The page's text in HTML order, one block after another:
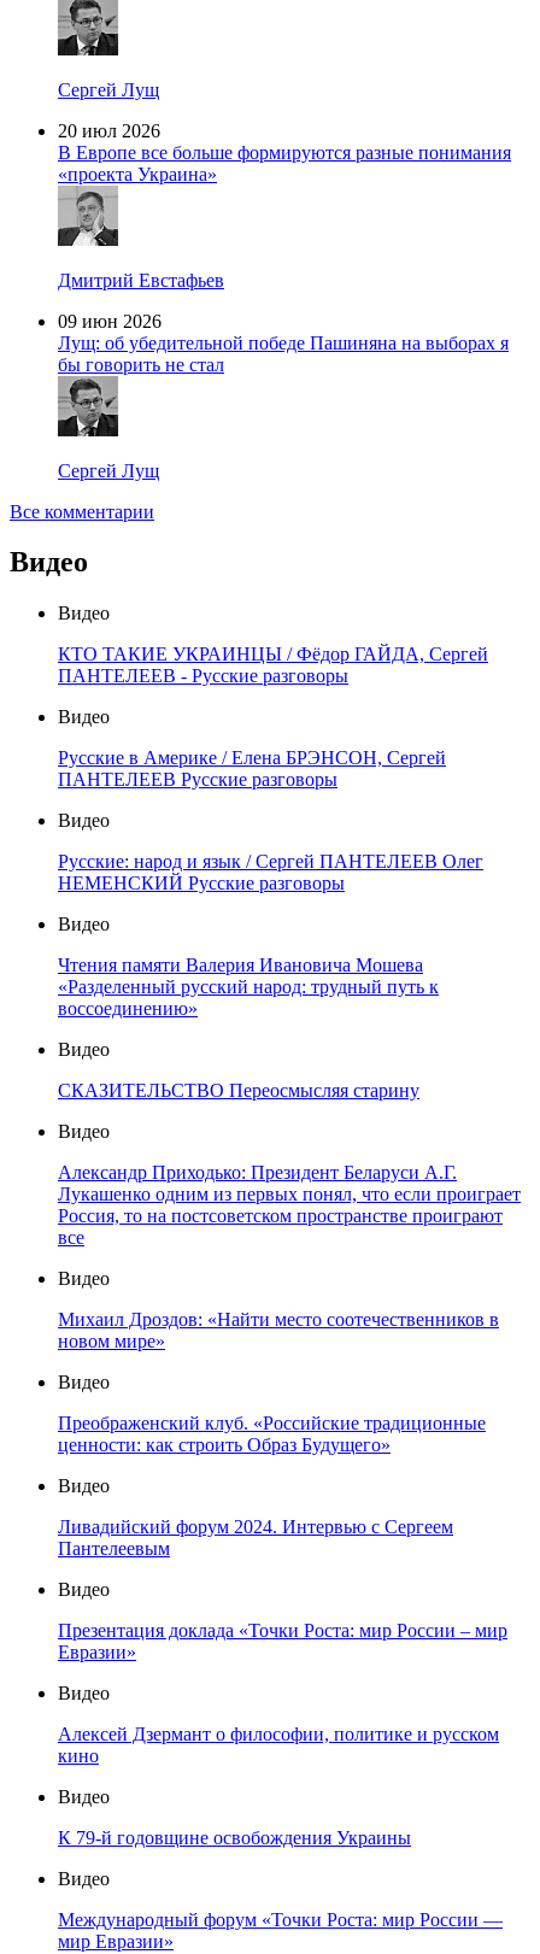
Сергей Лущ
20 июл 2026
В Европе все больше формируются разные понимания
«проекта Украина»
Дмитрий Евстафьев
09 июн 2026
Лущ: об убедительной победе Пашиняна на выборах я
бы говорить не стал
Сергей Лущ
Все комментарии
Видео
Видео
КТО ТАКИЕ УКРАИНЦЫ / Фёдор ГАЙДА, Сергей
ПАНТЕЛЕЕВ - Русские разговоры
Видео
Русские в Америке / Елена БРЭНСОН, Сергей
ПАНТЕЛЕЕВ Русские разговоры
Видео
Русские: народ и язык / Сергей ПАНТЕЛЕЕВ Олег
НЕМЕНСКИЙ Русские разговоры
Видео
Чтения памяти Валерия Ивановича Мошева
«Разделенный русский народ: трудный путь к
воссоединению»
Видео
СКАЗИТЕЛЬСТВО Переосмысляя старину
Видео
Александр Приходько: Президент Беларуси А.Г.
Лукашенко одним из первых понял, что если проиграет
Россия, то на постсоветском пространстве проиграют
все
Видео
Михаил Дроздов: «Найти место соотечественников в
новом мире»
Видео
Преображенский клуб. «Российские традиционные
ценности: как строить Образ Будущего»
Видео
Ливадийский форум 2024. Интервью с Сергеем
Пантелеевым
Видео
Презентация доклада «Точки Роста: мир России – мир
Евразии»
Видео
Алексей Дзермант о философии, политике и русском
кино
Видео
К 79-й годовщине освобождения Украины
Видео
Международный форум «Точки Роста: мир России —
мир Евразии»